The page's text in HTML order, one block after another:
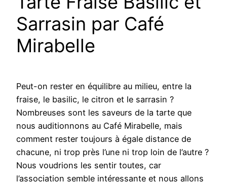
Sarrasin par Café
Mirabelle
Peut-on rester en équilibre au milieu, entre la
fraise, le basilic, le citron et le sarrasin ?
Nombreuses sont les saveurs de la tarte que
nous auditionnons au Café Mirabelle, mais
comment rester toujours à égale distance de
chacune, ni trop près l’une ni trop loin de l’autre ?
Nous voudrions les sentir toutes, car
l’association semble intéressante et nous allons